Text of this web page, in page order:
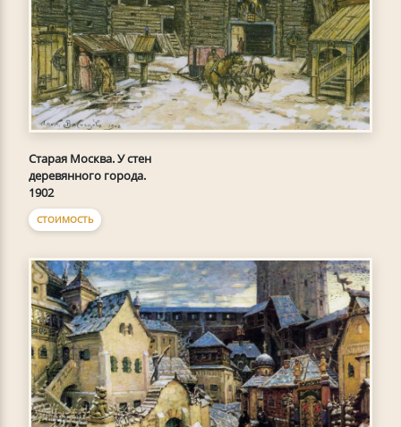
Старая Москва. У стен
деревянного города.
1902
СТОИМОСТЬ